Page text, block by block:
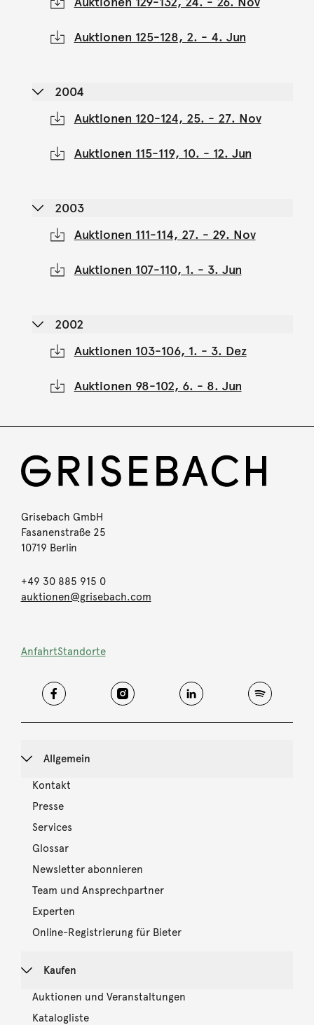
Auktionen 125-128, 2. - 4. Jun
2004
Auktionen 120-124, 25. - 27. Nov
Auktionen 115-119, 10. - 12. Jun
2003
Auktionen 111-114, 27. - 29. Nov
Auktionen 107-110, 1. - 3. Jun
2002
Auktionen 103-106, 1. - 3. Dez
Auktionen 98-102, 6. - 8. Jun
Grisebach GmbH
Fasanenstraße 25
10719 Berlin
+49 30 885 915 0
auktionen@grisebach.com
AnfahrtStandorte
Allgemein
Kontakt
Presse
Services
Glossar
Newsletter abonnieren
Team und Ansprechpartner
Experten
Online-Registrierung für Bieter
Kaufen
Auktionen und Veranstaltungen
Katalogliste